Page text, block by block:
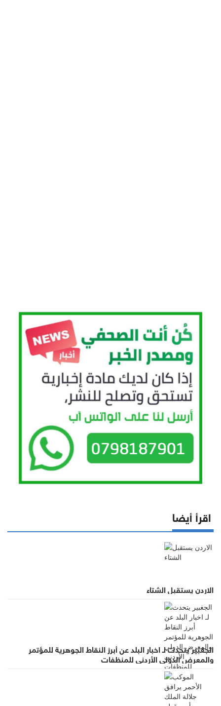
اقرأ أيضا
الاردن يستقبل الشتاء
الجغبير يتحدث لـ اخبار البلد عن أبرز النقاط الجوهرية للمؤتمر
والمعرض الدولي الأردني للمنظفات